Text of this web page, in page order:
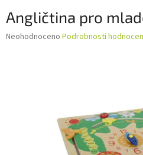
Angličtina pro
Průměrné
Neohodnoceno Podrobnosti